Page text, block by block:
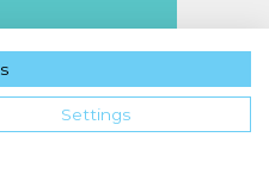
Settings